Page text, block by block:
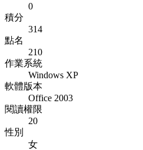
0
積分
314
點名
210
作業系統
Windows XP
軟體版本
Office 2003
閱讀權限
20
性別
女